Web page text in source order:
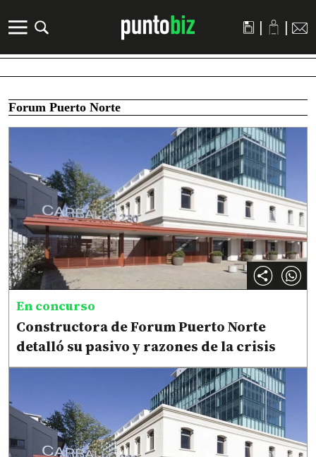
| |
Forum Puerto Norte
En concurso
Constructora de Forum Puerto Norte
detalló su pasivo y razones de la crisis